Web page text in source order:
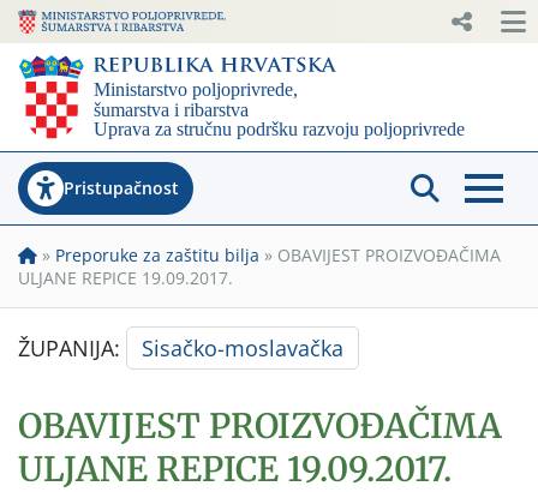
Pristupačnost
» Preporuke za zaštitu bilja » OBAVIJEST PROIZVOĐAČIMA
ULJANE REPICE 19.09.2017.
ŽUPANIJA: Sisačko-moslavačka
OBAVIJEST PROIZVOĐAČIMA
ULJANE REPICE 19.09.2017.